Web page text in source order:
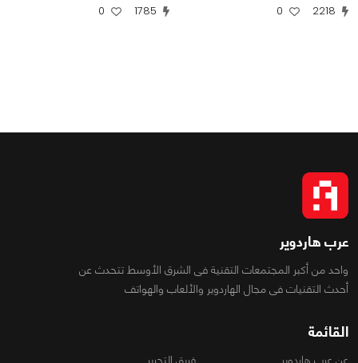
2218
0
1785
0
عرب هاردوير
واحد من أكبر المجتمعات التقنية فى الشرق الأوسط تتحدث عن
أحدث التقنيات فى مجال الهاردوير والألعاب والهواتف
القائمة
عن عرب هاردوير فريق التحرير